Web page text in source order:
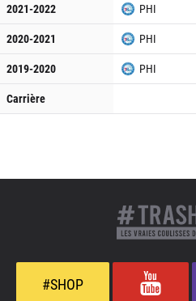
2021-2022
PHI
2020-2021
PHI
2019-2020
PHI
Carrière
#SHOP